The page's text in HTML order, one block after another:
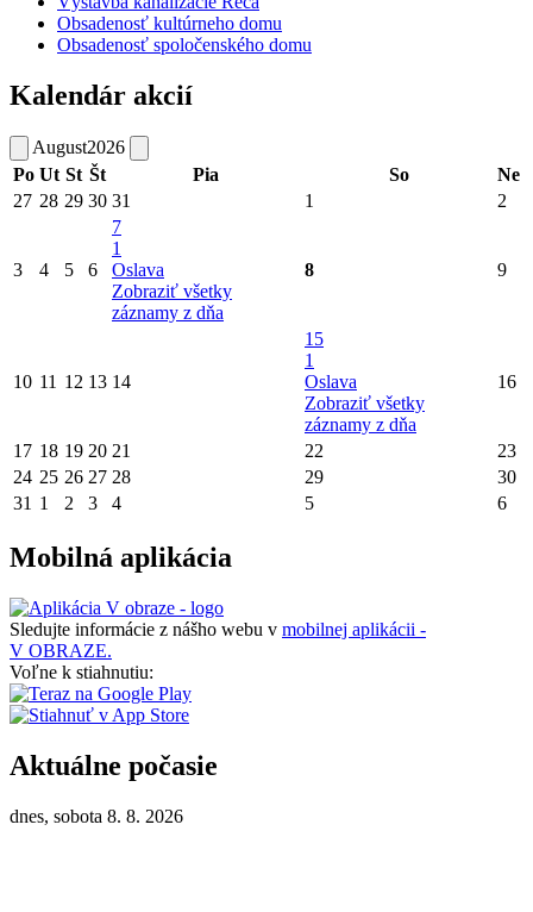
Obsadenosť kultúrneho domu
Obsadenosť spoločenského domu
Kalendár akcií
August2026
Po Ut St Št Pia So
Ne
27 28 29 30 31 1 2
3 4 5 6
7
1
Oslava
Zobraziť všetky
záznamy z dňa
8 9
10 11 12 13 14
15
1
Oslava
Zobraziť všetky
záznamy z dňa
16
17 18 19 20 21 22
23
24 25 26 27 28 29
30
31 1 2 3 4 5 6
Mobilná aplikácia
Sledujte informácie z nášho webu v mobilnej aplikácii -
V OBRAZE.
Voľne k stiahnutiu:
Aktuálne počasie
dnes, sobota 8. 8. 2026